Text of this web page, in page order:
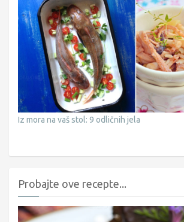
Iz mora na vaš stol: 9 odličnih jela
Probajte ove recepte...